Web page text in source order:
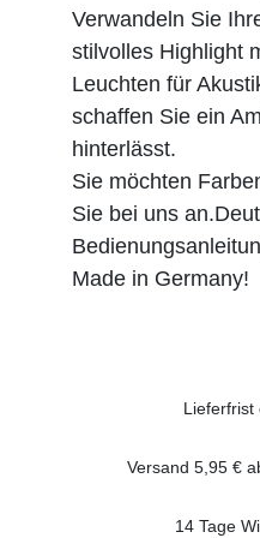
Verwandeln Sie
stilvolles Highlight
Leuchten für
schaffen Sie ein
hinterlässt.
Sie möchten
Sie bei uns an.
Made in Germany!
Lieferfrist
Versand 5,95 €
14 Tage